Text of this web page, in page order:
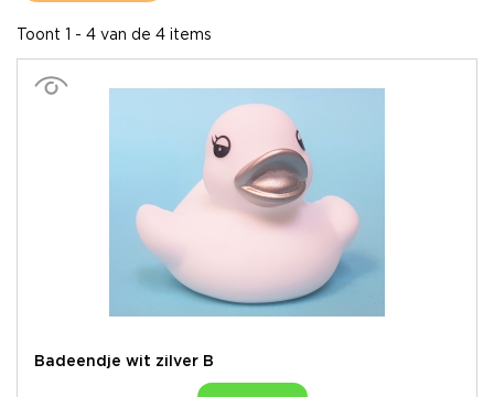
Toont 1 - 4 van de 4 items
Badeendje wit zilver B